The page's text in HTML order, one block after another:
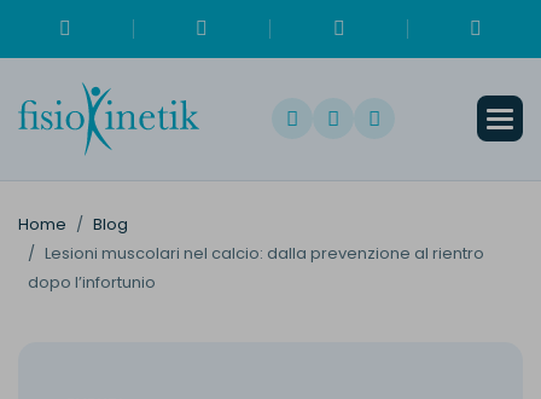
Home
Blog
Lesioni muscolari nel calcio: dalla prevenzione al rientro
dopo l’infortunio